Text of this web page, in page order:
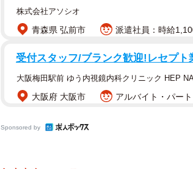
株式会社アソシオ
青森県 弘前市 派遣社員：時給
受付スタッフ/ブランク歓迎!レセプ
大阪梅田駅前 ゆう内視鏡内科クリニック HEP
大阪府 大阪市 アルバイト・パー
Sponsored by